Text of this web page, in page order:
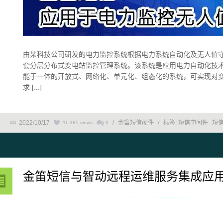
由某科技公司研发的电力监控系统根据电力系统自动化及无人
套分层分布式变电站监控管理系统。该系统是应用电力自动化
能于一体的开放式、网络化、单元化、组态化的系统，可实现
求 [...]
2022/10/17 11,385 views 0 / 金笛短信硬件 / 标签: 短信中间件 短
金笛短信与智动远程运维服务集成应